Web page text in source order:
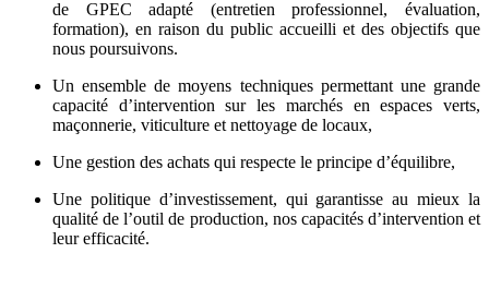
de GPEC adapté (entretien professionnel, évaluation,
formation), en raison du public accueilli et des objectifs que
nous poursuivons.
Un ensemble de moyens techniques permettant une grande
capacité d’intervention sur les marchés en espaces verts,
maçonnerie, viticulture et nettoyage de locaux,
Une gestion des achats qui respecte le principe d’équilibre,
Une politique d’investissement, qui garantisse au mieux la
qualité de l’outil de production, nos capacités d’intervention et
leur efficacité.